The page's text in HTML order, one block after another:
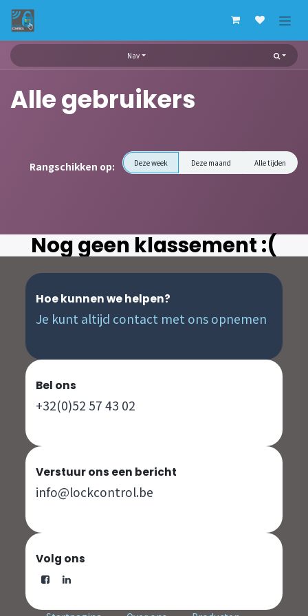
Nav
Alle gebruikers
Rangschikken op: Deze week Deze maand Alle tijden
Nog geen klassement :(
Hoe kunnen we helpen?
Je kunt altijd contact met ons opnemen
Bel ons
+32(0)52 57 43 02
Verstuur ons een bericht
info@lockcontrol.be
Volg ons